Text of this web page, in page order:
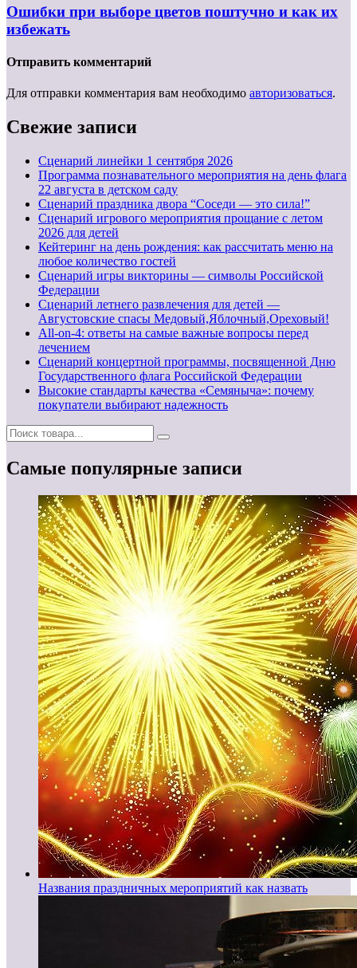
Ошибки при выборе цветов поштучно и как их
избежать
Отправить комментарий
Для отправки комментария вам необходимо авторизоваться.
Свежие записи
Cценарий линейки 1 сентября 2026
Программа познавательного мероприятия на день флага
22 августа в детском саду
Сценарий праздника двора “Соседи — это сила!”
Сценарий игрового мероприятия прощание с летом
2026 для детей
Кейтеринг на день рождения: как рассчитать меню на
любое количество гостей
Сценарий игры викторины — символы Российской
Федерации
Сценарий летнего развлечения для детей —
Августовские спасы Медовый,Яблочный,Ореховый!
All-on-4: ответы на самые важные вопросы перед
лечением
Сценарий концертной программы, посвященной Дню
Государственного флага Российской Федерации
Высокие стандарты качества «Семяныча»: почему
покупатели выбирают надежность
Самые популярные записи
Названия праздничных мероприятий как назвать